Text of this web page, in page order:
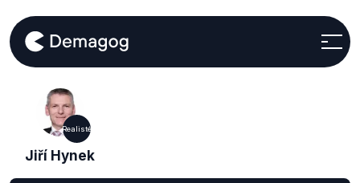
Realisté
Jiří Hynek